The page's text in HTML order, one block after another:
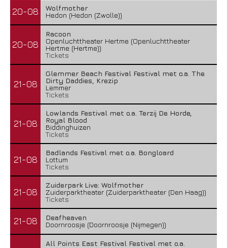
20-08
Wolfmother
Hedon (Hedon (Zwolle))
20-08
Racoon
Openluchttheater Hertme (Openluchttheater
Hertme (Hertme))
Tickets
21-08
Glemmer Beach Festival Festival met o.a. The
Dirty Daddies, Krezip
Lemmer
Tickets
21-08
Lowlands Festival met o.a. Terzij De Horde,
Royal Blood
Biddinghuizen
Tickets
21-08
Badlands Festival met o.a. Bongloard
Lottum
Tickets
21-08
Zuiderpark Live: Wolfmother
Zuiderparktheater (Zuiderparktheater (Den Haag))
Tickets
21-08
Deafheaven
Doornroosje (Doornroosje (Nijmegen))
All Points East Festival Festival met o.a.